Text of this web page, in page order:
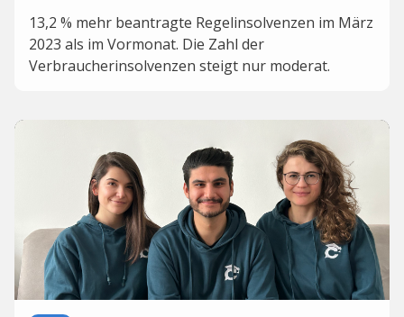
13,2 % mehr beantragte Regelinsolvenzen im März
2023 als im Vormonat. Die Zahl der
Verbraucherinsolvenzen steigt nur moderat.